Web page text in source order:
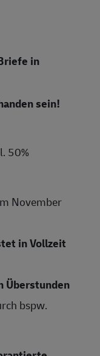
in
sein!
50%
November
in Vollzeit
Überstunden
bspw.